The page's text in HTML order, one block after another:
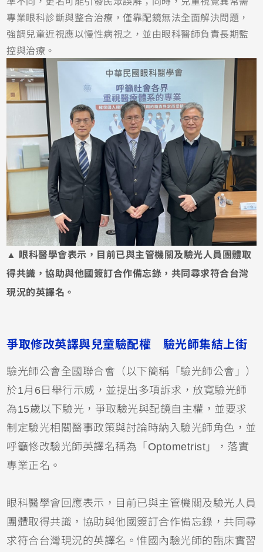
專業眼科診斷與整合治療，僅靠配鏡無法全面解決問題，
強調兒童近視應以慢性病視之，並由眼科醫師負責長期監
控與治療。
▲ 眼科醫學會表示，目前已與主管機關及驗光人員團體取
得共識，協助與他國簽訂合作備忘錄，共同尋求符合台灣
現況的英譯名。
爭取修改英譯與兒童驗配權 驗光師集結上街
驗光師公會全國聯合會（以下簡稱「驗光師公會」）
於1月6日舉行示威，並提出多項訴求，放寬驗光師
為15歲以下驗光，爭取驗光與配鏡自主權，並要求
制定驗光相關醫事政策與討論時納入驗光師角色，並
呼籲修改驗光師英譯名稱為「Optometrist」，落實
專業正名。
眼科醫學會回應表示，目前已與主管機關及驗光人員
團體取得共識，協助與他國簽訂合作備忘錄，共同尋
求符合台灣現況的英譯名。惟國內驗光師的臨床實習